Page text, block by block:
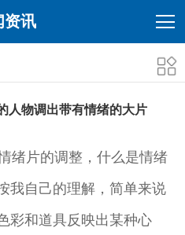
资讯
人物调出带有情绪的大片
绪片的调整，什么是情绪
我自己的理解，简单来说
彩和道具反映出某种心